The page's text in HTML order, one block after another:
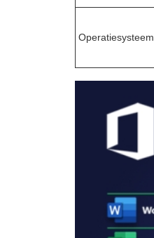
Operatiesysteem